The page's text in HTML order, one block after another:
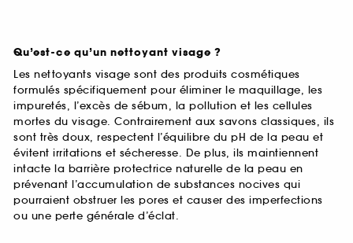
Qu’est-ce qu’un nettoyant visage ?
Les nettoyants visage sont des produits cosmétiques
formulés spécifiquement pour éliminer le maquillage, les
impuretés, l’excès de sébum, la pollution et les cellules
mortes du visage. Contrairement aux savons classiques, ils
sont très doux, respectent l’équilibre du pH de la peau et
évitent irritations et sécheresse. De plus, ils maintiennent
intacte la barrière protectrice naturelle de la peau en
prévenant l’accumulation de substances nocives qui
pourraient obstruer les pores et causer des imperfections
ou une perte générale d’éclat.